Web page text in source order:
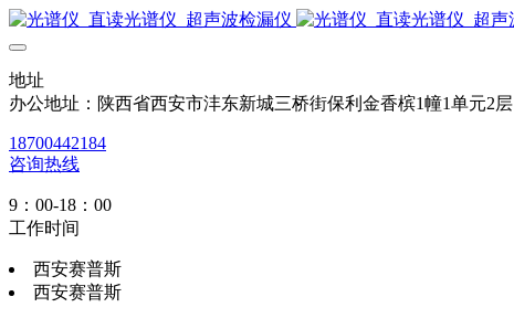
地址
办公地址：陕西省西安市沣东新城三桥街保利金香槟1幢1单元2层
18700442184
咨询热线
9：00-18：00
工作时间
西安赛普斯
西安赛普斯